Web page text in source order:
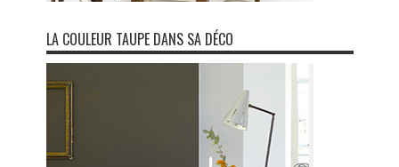
LA COULEUR TAUPE DANS SA DÉCO